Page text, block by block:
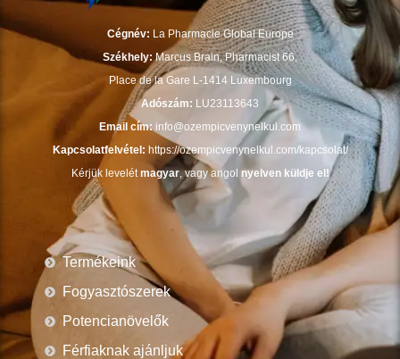
Cégnév: La Pharmacie Global Europe
Székhely:Marcus Brain, Pharmacist 66,
Place de la Gare L-1414 Luxembourg
Adószám: LU23113643
Email cím:info@ozempicvenynelkul.com
Kapcsolatfelvétel: https://ozempicvenynelkul.com/kapcsolat/
Kérjük levelétmagyar, vagy angol nyelven küldje el!
Termékeink
Fogyasztószerek
Potencianövelők
Férfiaknak ajánljuk